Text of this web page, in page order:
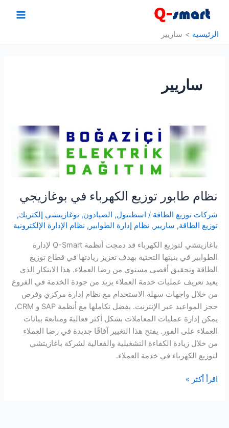
المحتوىالرئيسية ساريير
ساريير
نظام طابور توزيع الكهرباء في بوغازيجي
شركات توزيع الطاقة / اسطنبول, الصيادون, بوغازيتشي إلكتريك,
توزيع الطاقة, ساريير , نظام إدارة الطوابير , نظام الإدارة الإلكترونية
باغازيتشي لتوزيع الكهرباء قد دمجت أنظمة Q-Smart لإدارة
الطوابير في بنيتها التحتية بهدف تعزيز ريادتها في قطاع توزيع
الطاقة وتحقيق أقصى مستوى من رضا العملاء. هذا الابتكار الذي
يعيد تعريف عمليات خدمة العملاء يزيد من جودة الخدمة في الفروع
من خلال واجهات سهلة الاستخدام مع نظام إدارة مركزي وفرص
حجز المواعيد عبر الإنترنت. بفضل تكاملها مع أنظمة SAP و CRM،
يمكن إدارة عمليات المعاملات بشكل أكثر فعالية ومتابعة بيانات
العملاء على الفور. يفتح هذا التغيير آفاقًا جديدة في رضا العملاء
من خلال زيادة الكفاءة التشغيلية والفعالية لشركة باغازيتشي
لتوزيع الكهرباء في خدمة العملاء.
نظام
اقرأ أكثر »